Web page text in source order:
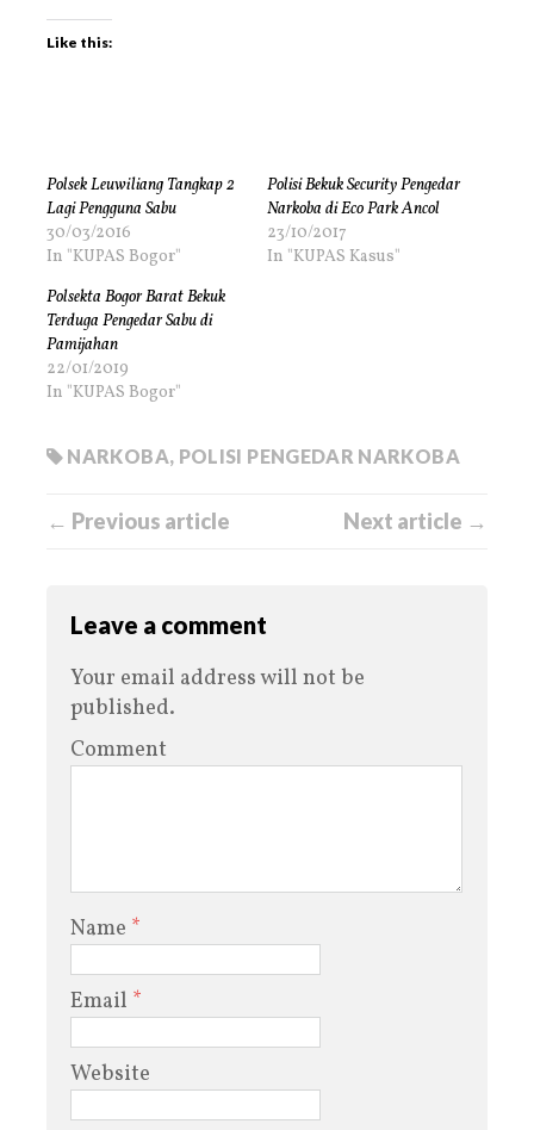
Like this:
Polsek Leuwiliang Tangkap 2
Lagi Pengguna Sabu
30/03/2016
In "KUPAS Bogor"
Polisi Bekuk Security Pengedar
Narkoba di Eco Park Ancol
23/10/2017
In "KUPAS Kasus"
Polsekta Bogor Barat Bekuk
Terduga Pengedar Sabu di
Pamijahan
22/01/2019
In "KUPAS Bogor"
NARKOBA, POLISI PENGEDAR NARKOBA
← Previous article Next article →
Leave a comment
Your email address will not be
published.
Comment
Name *
Email *
Website